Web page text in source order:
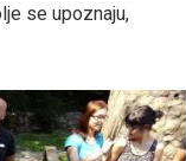
se upoznaju,